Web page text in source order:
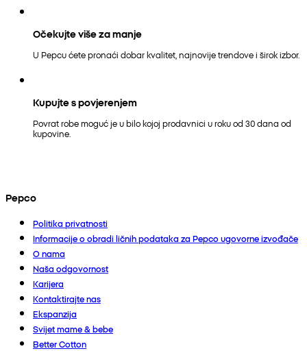
Očekujte više za manje
U Pepcu ćete pronaći dobar kvalitet, najnovije trendove i širok izbor.
Kupujte s povjerenjem
Povrat robe moguć je u bilo kojoj prodavnici u roku od 30 dana od
kupovine.
Pepco
Politika privatnosti
Informacije o obradi ličnih podataka za Pepco ugovorne izvođače
O nama
Naša odgovornost
Karijera
Kontaktirajte nas
Ekspanzija
Svijet mame & bebe
Better Cotton